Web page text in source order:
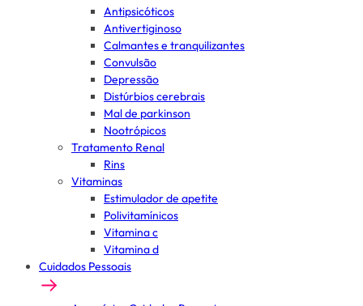
Antipsicóticos
Antivertiginoso
Calmantes e tranquilizantes
Convulsão
Depressão
Distúrbios cerebrais
Mal de parkinson
Nootrópicos
Tratamento Renal
Rins
Vitaminas
Estimulador de apetite
Polivitamínicos
Vitamina c
Vitamina d
Cuidados Pessoais